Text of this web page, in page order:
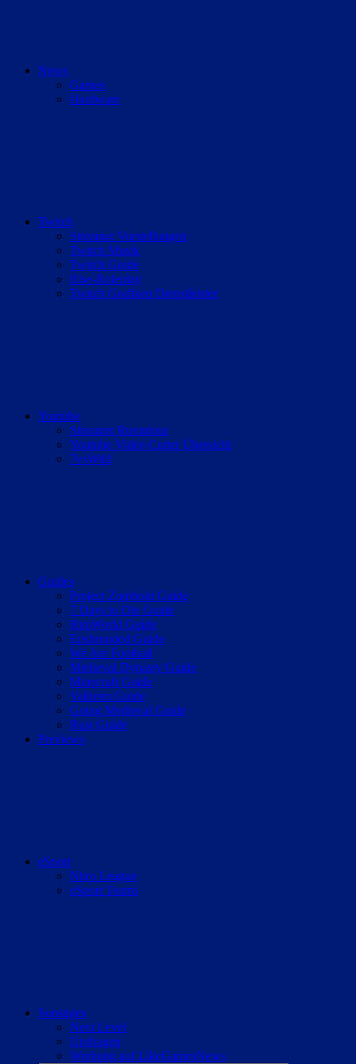
News
Games
Hardware
Twitch
Streamer Vorstellungen
Twitch Musik
Twitch Guide
Rise-Roleplay
Twitch Grafiken Dienstleister
Youtube
Streamer Roomtour
Youtube Video Cutter Übersicht
7vsWild
Guides
Project Zomboid Guide
7 Days to Die Guide
RimWorld Guide
Enshrouded Guide
We Are Football
Medieval Dynasty Guide
Minecraft Guide
Valheim Guide
Going Medieval Guide
Rust Guide
Previews
eSport
Nitro League
eSport Teams
Sonstiges
Next Level
Umfragen
Werbung auf LikeGamesNews